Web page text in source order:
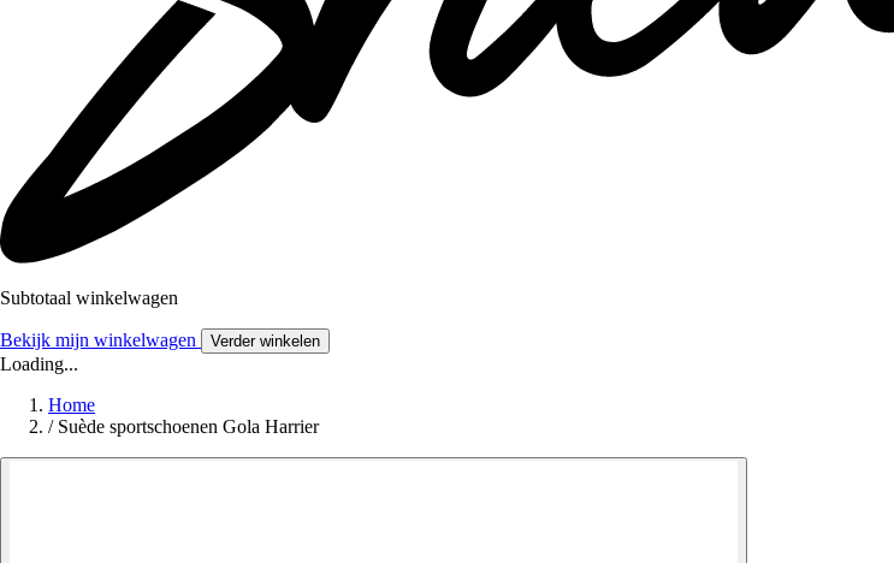
Subtotaal winkelwagen
Bekijk mijn winkelwagen Verder winkelen
Loading...
Home
/ Suède sportschoenen Gola Harrier